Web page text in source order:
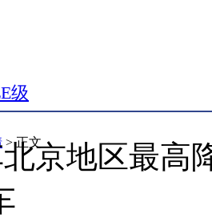
级
> 正文京地区最高